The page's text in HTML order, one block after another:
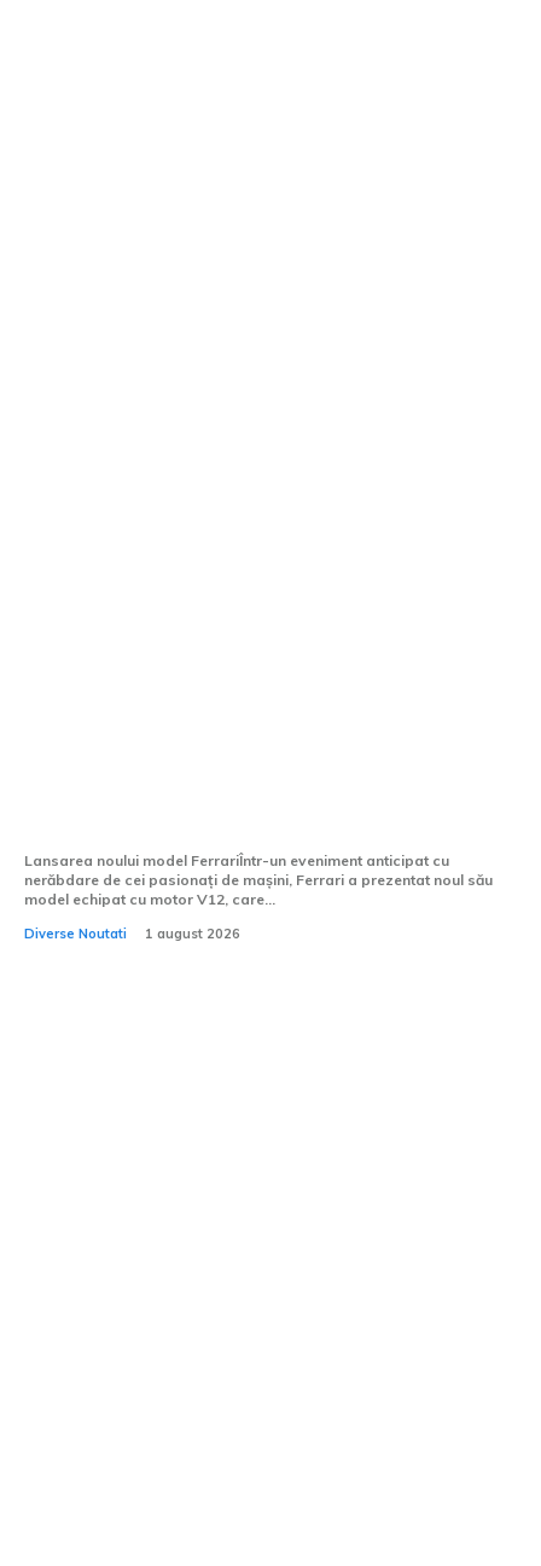
Lansarea noului model FerrariÎntr-un eveniment anticipat cu
nerăbdare de cei pasionați de mașini, Ferrari a prezentat noul său
model echipat cu motor V12, care...
Diverse Noutati 1 august 2026